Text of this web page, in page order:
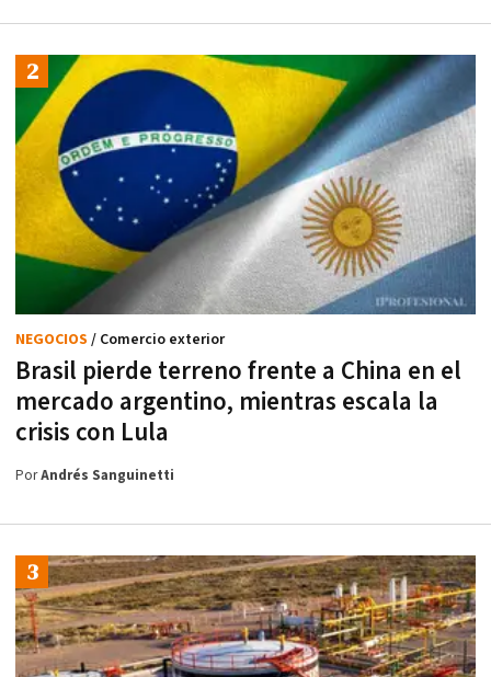
Brasil pierde terreno frente a China en el
mercado argentino, mientras escala la
crisis con Lula
NEGOCIOS / Comercio exterior
PorAndrés Sanguinetti